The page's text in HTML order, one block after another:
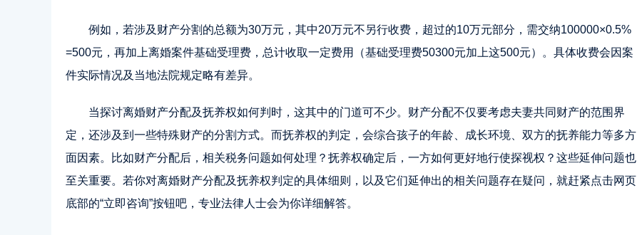
例如，若涉及财产分割的总额为30万元，其中20万元不另行收费，超过的10万元部分，需交纳100000×0.5%
=500元，再加上离婚案件基础受理费，总计收取一定费用（基础受理费50300元加上这500元）。具体收费会因案
件实际情况及当地法院规定略有差异。
当探讨离婚财产分配及抚养权如何判时，这其中的门道可不少。财产分配不仅要考虑夫妻共同财产的范围界
定，还涉及到一些特殊财产的分割方式。而抚养权的判定，会综合孩子的年龄、成长环境、双方的抚养能力等多方
面因素。比如财产分配后，相关税务问题如何处理？抚养权确定后，一方如何更好地行使探视权？这些延伸问题也
至关重要。若你对离婚财产分配及抚养权判定的具体细则，以及它们延伸出的相关问题存在疑问，就赶紧点击网页
底部的“立即咨询”按钮吧，专业法律人士会为你详细解答。